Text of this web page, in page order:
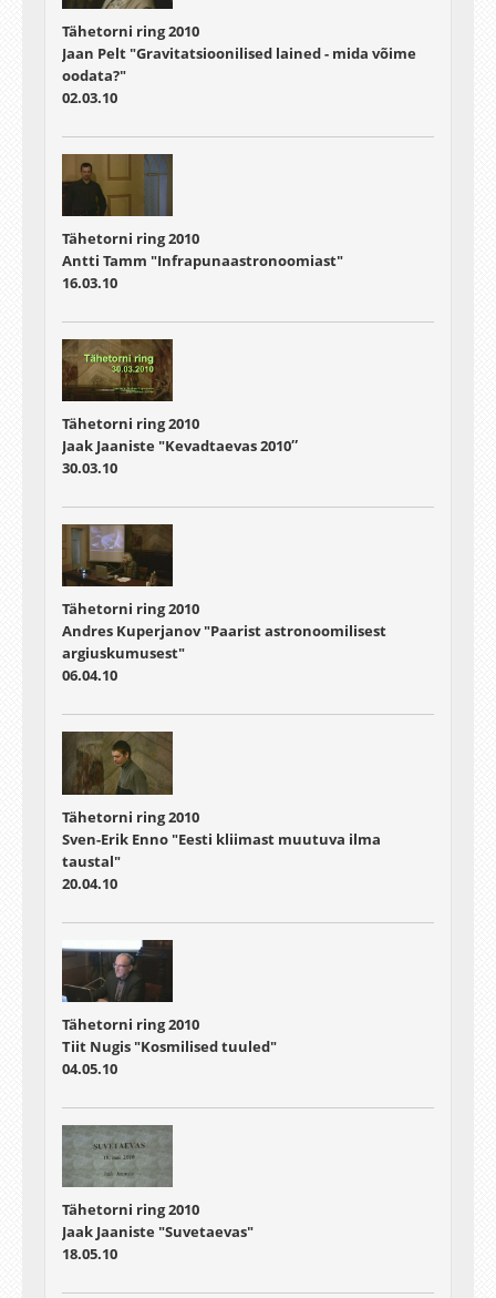
Tähetorni ring 2010
Jaan Pelt "Gravitatsioonilised lained - mida võime
oodata?"
02.03.10
Tähetorni ring 2010
Antti Tamm "Infrapunaastronoomiast"
16.03.10
Tähetorni ring 2010
Jaak Jaaniste "Kevadtaevas 2010″
30.03.10
Tähetorni ring 2010
Andres Kuperjanov "Paarist astronoomilisest
argiuskumusest"
06.04.10
Tähetorni ring 2010
Sven-Erik Enno "Eesti kliimast muutuva ilma
taustal"
20.04.10
Tähetorni ring 2010
Tiit Nugis "Kosmilised tuuled"
04.05.10
Tähetorni ring 2010
Jaak Jaaniste "Suvetaevas"
18.05.10